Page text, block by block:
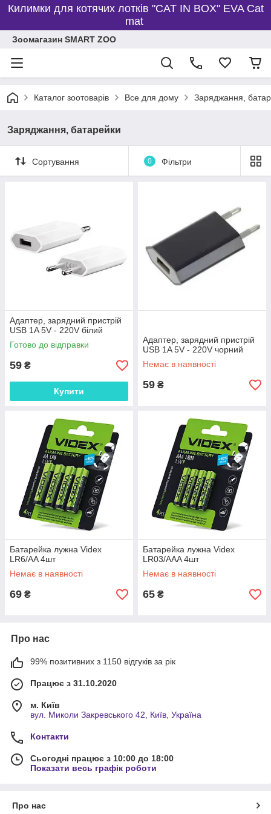
Килимки для котячих лотків "CAT IN BOX" EVA Cat
mat
Зоомагазин SMART ZOO
Каталог зоотоварів Все для дому Заряджання,
Заряджання, батарейки
Сортування 0 Фільтри
Адаптер, зарядний пристрій
USB 1A 5V - 220V білий
Готово до відправки
59 ₴
Купити
Адаптер, зарядний пристрій
USB 1A 5V - 220V чорний
Немає в наявності
59 ₴
Батарейка лужна Videx
LR6/AA 4шт
Немає в наявності
69 ₴
Батарейка лужна Videx
LR03/AAA 4шт
Немає в наявності
65 ₴
Про нас
99% позитивних з 1150 відгуків за рік
Працює з 31.10.2020
м. Київ
вул. Миколи Закревського 42, Київ, Україна
Контакти
Сьогодні працює з 10:00 до 18:00
Показати весь графік роботи
Про нас